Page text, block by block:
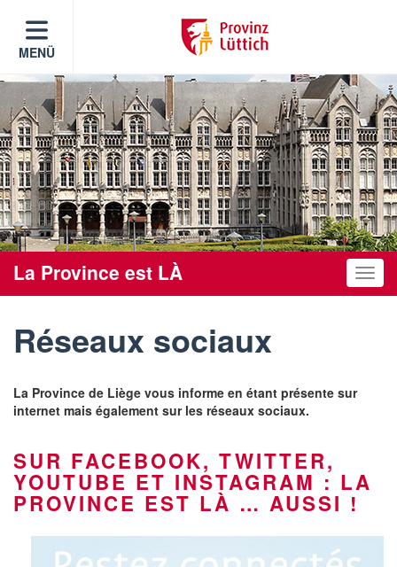
MENÜ
La Province est LÀ
Réseaux sociaux
La Province de Liège vous informe en étant présente sur
internet mais également sur les réseaux sociaux.
SUR FACEBOOK, TWITTER,
YOUTUBE ET INSTAGRAM : LA
PROVINCE EST LÀ … AUSSI !